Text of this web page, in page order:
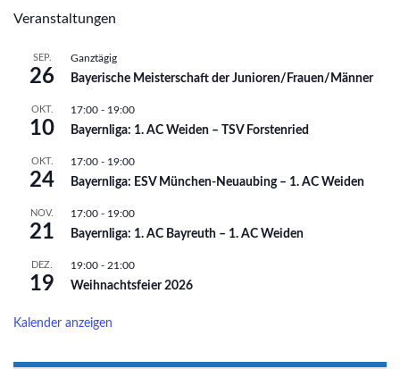
Veranstaltungen
SEP.
26
Ganztägig
Bayerische Meisterschaft der Junioren/Frauen/Männer
OKT.
10
17:00 - 19:00
Bayernliga: 1. AC Weiden – TSV Forstenried
OKT.
24
17:00 - 19:00
Bayernliga: ESV München-Neuaubing – 1. AC Weiden
NOV.
21
17:00 - 19:00
Bayernliga: 1. AC Bayreuth – 1. AC Weiden
DEZ.
19
19:00 - 21:00
Weihnachtsfeier 2026
Kalender anzeigen